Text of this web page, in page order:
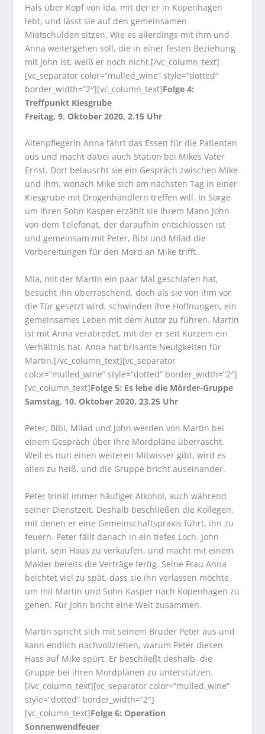
Hals über Kopf von Ida, mit der er in Kopenhagen
lebt, und lässt sie auf den gemeinsamen
Mietschulden sitzen. Wie es allerdings mit ihm und
Anna weitergehen soll, die in einer festen Beziehung
mit John ist, weiß er noch nicht.[/vc_column_text]
[vc_separator color=“mulled_wine“ style=“dotted“
border_width=“2″][vc_column_text]Folge 4:
Treffpunkt Kiesgrube
Freitag, 9. Oktober 2020, 2.15 Uhr
Altenpflegerin Anna fährt das Essen für die Patienten
aus und macht dabei auch Station bei Mikes Vater
Ernst. Dort belauscht sie ein Gespräch zwischen Mike
und ihm, wonach Mike sich am nächsten Tag in einer
Kiesgrube mit Drogenhändlern treffen will. In Sorge
um ihren Sohn Kasper erzählt sie ihrem Mann John
von dem Telefonat, der daraufhin entschlossen ist
und gemeinsam mit Peter, Bibi und Milad die
Vorbereitungen für den Mord an Mike trifft.
Mia, mit der Martin ein paar Mal geschlafen hat,
besucht ihn überraschend, doch als sie von ihm vor
die Tür gesetzt wird, schwinden ihre Hoffnungen, ein
gemeinsames Leben mit dem Autor zu führen. Martin
ist mit Anna verabredet, mit der er seit Kurzem ein
Verhältnis hat. Anna hat brisante Neuigkeiten für
Martin.[/vc_column_text][vc_separator
color=“mulled_wine“ style=“dotted“ border_width=“2″]
[vc_column_text]Folge 5: Es lebe die Mörder-Gruppe
Samstag, 10. Oktober 2020, 23.25 Uhr
Peter, Bibi, Milad und John werden von Martin bei
einem Gespräch über ihre Mordpläne überrascht.
Weil es nun einen weiteren Mitwisser gibt, wird es
allen zu heiß, und die Gruppe bricht auseinander.
Peter trinkt immer häufiger Alkohol, auch während
seiner Dienstzeit. Deshalb beschließen die Kollegen,
mit denen er eine Gemeinschaftspraxis führt, ihn zu
feuern. Peter fällt danach in ein tiefes Loch. John
plant, sein Haus zu verkaufen, und macht mit einem
Makler bereits die Verträge fertig. Seine Frau Anna
beichtet viel zu spät, dass sie ihn verlassen möchte,
um mit Martin und Sohn Kasper nach Kopenhagen zu
gehen. Für John bricht eine Welt zusammen.
Martin spricht sich mit seinem Bruder Peter aus und
kann endlich nachvollziehen, warum Peter diesen
Hass auf Mike spürt. Er beschließt deshalb, die
Gruppe bei ihren Mordplänen zu unterstützen.
[/vc_column_text][vc_separator color=“mulled_wine“
style=“dotted“ border_width=“2″]
[vc_column_text]Folge 6: Operation
Sonnenwendfeuer